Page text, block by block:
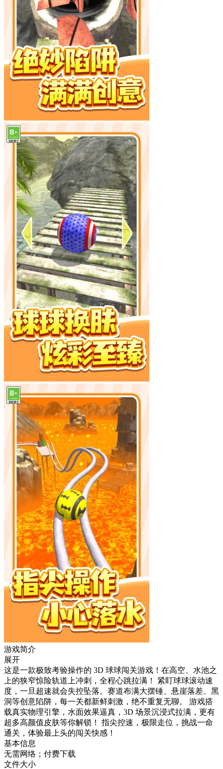
游戏简介
展开
这是一款极致考验操作的 3D 球球闯关游戏！在高空、水池之
上的狭窄惊险轨道上冲刺，全程心跳拉满！ 紧盯球球滚动速
度，一旦超速就会失控坠落。赛道布满大摆锤、悬崖落差、黑
洞等创意陷阱，每一关都新鲜刺激，绝不重复无聊。 游戏搭
载真实物理引擎，水面效果逼真，3D 场景沉浸式拉满，更有
超多高颜值皮肤等你解锁！ 指尖控速，极限走位，挑战一命
通关，体验最上头的闯关快感！
基本信息
无需网络；付费下载
文件大小